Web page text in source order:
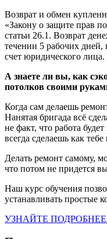
Возврат и обмен
«Закону о защите прав
статьи 26.1. Возврат
течении 5 рабочих дней,
счет юридического лица.
А знаете ли вы, как
потолков своими
Когда сам делаешь
Нанятая бригада всё
не факт, что работа
всегда сделаешь как
Делать ремонт самому,
что потом не придется
Наш курс обучения
устанавливать простые
УЗНАЙТЕ